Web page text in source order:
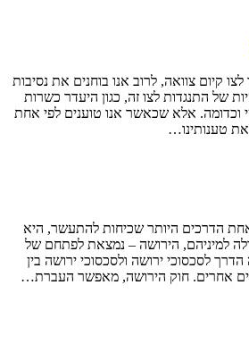
קיום צוואה, לרוב אנו בוחנים את נסיבות
של התנגדות לצו זה, כגון היעדר כשרות
וכדומה. אלא שכאשר אנו טוענים לפי אחת
את טענותינו…
הדרכים היותר שכיחות להתעשר, היא
למיניהם, הירושה – נמצאת לפתחם של
לסכסוכי ירושה ולסכסוכי ירושה בין
אחרים. חוק הירושה, מאפשר העברת…